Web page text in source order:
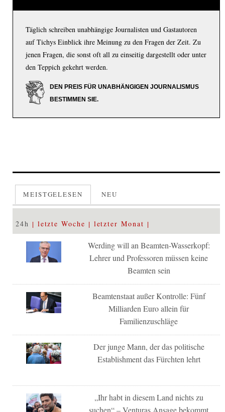
Täglich schreiben unabhängige Journalisten und Gastautoren
auf Tichys Einblick ihre Meinung zu den Fragen der Zeit. Zu
jenen Fragen, die sonst oft all zu einseitig dargestellt oder unter
den Teppich gekehrt werden.
DEN PREIS FÜR UNABHÄNGIGEN JOURNALISMUS
BESTIMMEN SIE.
MEISTGELESEN NEU
24h letzte Woche letzter Monat
Werding will an Beamten-Wasserkopf:
Lehrer und Professoren müssen keine
Beamten sein
Beamtenstaat außer Kontrolle: Fünf
Milliarden Euro allein für
Familienzuschläge
Der junge Mann, der das politische
Establishment das Fürchten lehrt
„Ihr habt in diesem Land nichts zu
suchen“ – Venturas Ansage bekommt